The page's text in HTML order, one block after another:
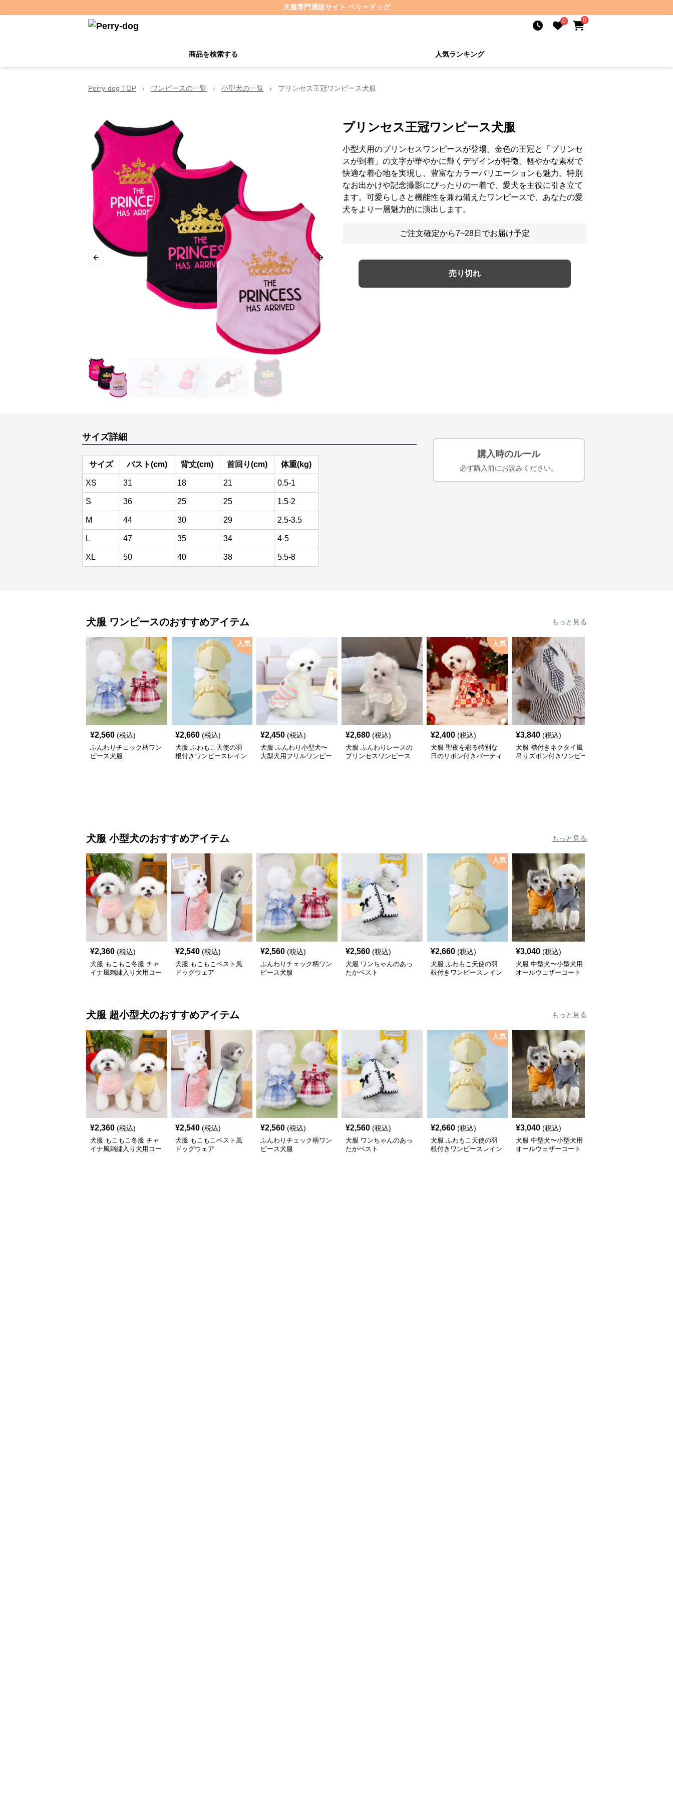
犬服専門通販サイト ペリードッグ
0 0
商品を検索する 人気ランキング
Perry-dog TOP › ワンピースの一覧 › 小型犬の一覧 › プリンセス王冠ワンピース犬服
Previous slide Next slide
プリンセス王冠ワンピース犬服
小型犬用のプリンセスワンピースが登場。金色の王冠と「プリンセ
スが到着」の文字が華やかに輝くデザインが特徴。軽やかな素材で
快適な着心地を実現し、豊富なカラーバリエーションも魅力。特別
なお出かけや記念撮影にぴったりの一着で、愛犬を主役に引き立て
ます。可愛らしさと機能性を兼ね備えたワンピースで、あなたの愛
犬をより一層魅力的に演出します。
ご注文確定から7~28日でお届け予定
売り切れ
サイズ詳細
サイズ バスト(cm) 背丈(cm) 首回り(cm) 体重(kg)
XS 31 18 21 0.5-1
S 36 25 25 1.5-2
M 44 30 29 2.5-3.5
L 47 35 34 4-5
XL 50 40 38 5.5-8
購入時のルール
必ず購入前にお読みください。
犬服 ワンピースのおすすめアイテム もっと見る
¥2,560 (税込)
ふんわりチェック柄ワン
ピース犬服
人気
¥2,660 (税込)
犬服 ふわもこ天使の羽
根付きワンピースレイン
¥2,450 (税込)
犬服 ふんわり小型犬〜
大型犬用フリルワンピー
¥2,680 (税込)
犬服 ふんわりレースの
プリンセスワンピース
人気
¥2,400 (税込)
犬服 聖夜を彩る特別な
日のリボン付きパーティ
¥3,840 (税込)
犬服 襟付きネクタイ風
吊りズボン付きワンピー
犬服 小型犬のおすすめアイテム もっと見る
¥2,360 (税込)
犬服 もこもこ冬服 チャ
イナ風刺繍入り犬用コー
¥2,540 (税込)
犬服 もこもこベスト風
ドッグウェア
¥2,560 (税込)
ふんわりチェック柄ワン
ピース犬服
¥2,560 (税込)
犬服 ワンちゃんのあっ
たかベスト
人気
¥2,660 (税込)
犬服 ふわもこ天使の羽
根付きワンピースレイン
¥3,040 (税込)
犬服 中型犬〜小型犬用
オールウェザーコート
犬服 超小型犬のおすすめアイテム もっと見る
¥2,360 (税込)
犬服 もこもこ冬服 チャ
イナ風刺繍入り犬用コー
¥2,540 (税込)
犬服 もこもこベスト風
ドッグウェア
¥2,560 (税込)
ふんわりチェック柄ワン
ピース犬服
¥2,560 (税込)
犬服 ワンちゃんのあっ
たかベスト
人気
¥2,660 (税込)
犬服 ふわもこ天使の羽
根付きワンピースレイン
¥3,040 (税込)
犬服 中型犬〜小型犬用
オールウェザーコート